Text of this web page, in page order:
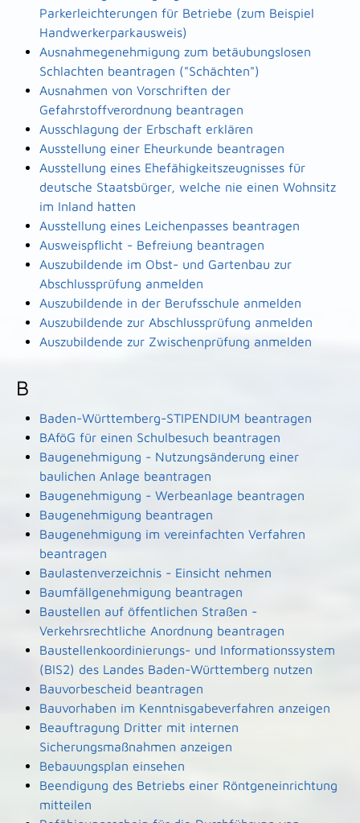
Parkerleichterungen für Betriebe (zum Beispiel
Handwerkerparkausweis)
Ausnahmegenehmigung zum betäubungslosen
Schlachten beantragen ("Schächten")
Ausnahmen von Vorschriften der
Gefahrstoffverordnung beantragen
Ausschlagung der Erbschaft erklären
Ausstellung einer Eheurkunde beantragen
Ausstellung eines Ehefähigkeitszeugnisses für
deutsche Staatsbürger, welche nie einen Wohnsitz
im Inland hatten
Ausstellung eines Leichenpasses beantragen
Ausweispflicht - Befreiung beantragen
Auszubildende im Obst- und Gartenbau zur
Abschlussprüfung anmelden
Auszubildende in der Berufsschule anmelden
Auszubildende zur Abschlussprüfung anmelden
Auszubildende zur Zwischenprüfung anmelden
B
Baden-Württemberg-STIPENDIUM beantragen
BAföG für einen Schulbesuch beantragen
Baugenehmigung - Nutzungsänderung einer
baulichen Anlage beantragen
Baugenehmigung - Werbeanlage beantragen
Baugenehmigung beantragen
Baugenehmigung im vereinfachten Verfahren
beantragen
Baulastenverzeichnis - Einsicht nehmen
Baumfällgenehmigung beantragen
Baustellen auf öffentlichen Straßen -
Verkehrsrechtliche Anordnung beantragen
Baustellenkoordinierungs- und Informationssystem
(BIS2) des Landes Baden-Württemberg nutzen
Bauvorbescheid beantragen
Bauvorhaben im Kenntnisgabeverfahren anzeigen
Beauftragung Dritter mit internen
Sicherungsmaßnahmen anzeigen
Bebauungsplan einsehen
Beendigung des Betriebs einer Röntgeneinrichtung
mitteilen